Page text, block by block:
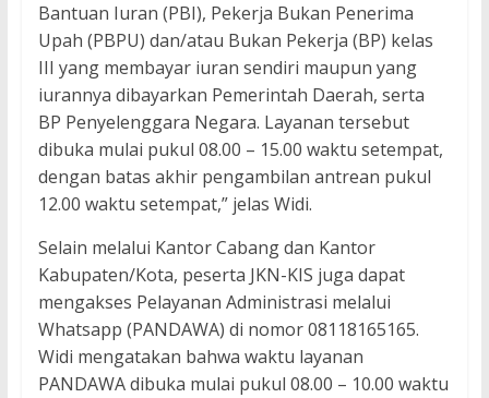
Bantuan Iuran (PBI), Pekerja Bukan Penerima
Upah (PBPU) dan/atau Bukan Pekerja (BP) kelas
III yang membayar iuran sendiri maupun yang
iurannya dibayarkan Pemerintah Daerah, serta
BP Penyelenggara Negara. Layanan tersebut
dibuka mulai pukul 08.00 – 15.00 waktu setempat,
dengan batas akhir pengambilan antrean pukul
12.00 waktu setempat,” jelas Widi.
Selain melalui Kantor Cabang dan Kantor
Kabupaten/Kota, peserta JKN-KIS juga dapat
mengakses Pelayanan Administrasi melalui
Whatsapp (PANDAWA) di nomor 08118165165.
Widi mengatakan bahwa waktu layanan
PANDAWA dibuka mulai pukul 08.00 – 10.00 waktu